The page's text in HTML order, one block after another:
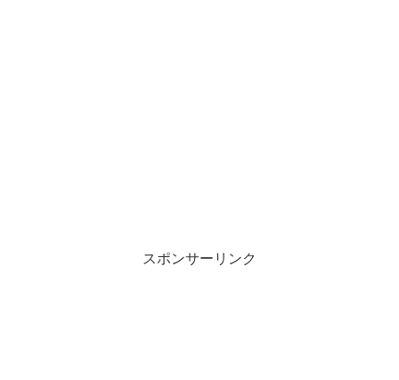
スポンサーリンク